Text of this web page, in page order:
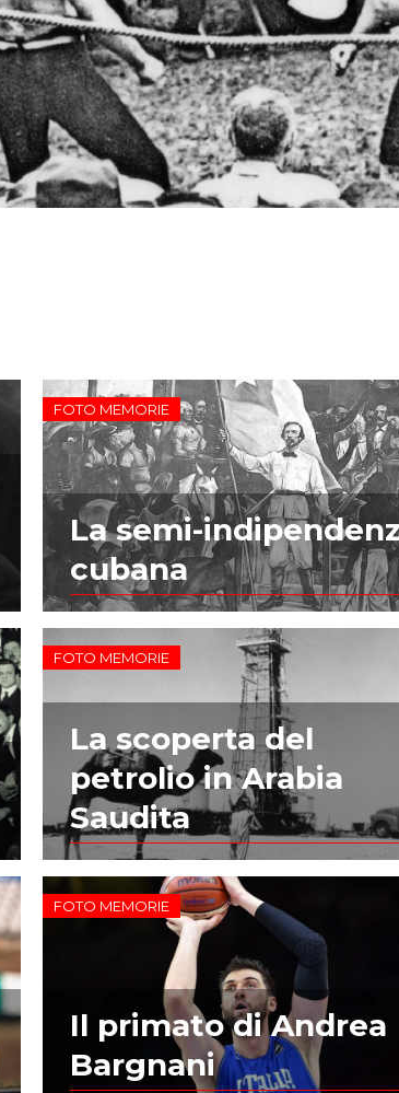
FOTO MEMORIE
La semi-
cubana
FOTO MEMORIE
La scoperta del
petrolio in Arabia
Saudita
FOTO MEMORIE
Il primato di Andrea
Bargnani